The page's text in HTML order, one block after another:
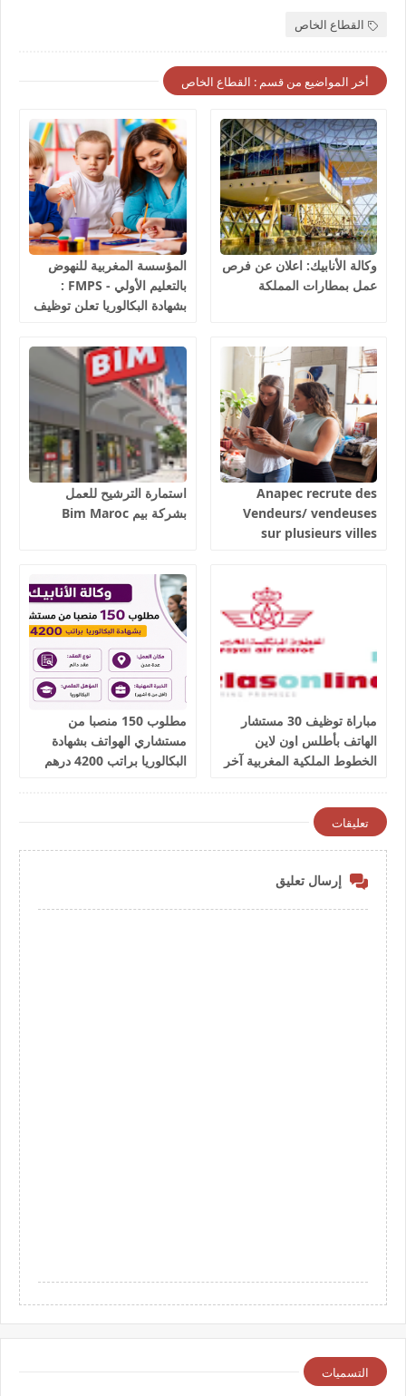
القطاع الخاص
أخر المواضيع من قسم : القطاع الخاص
وكالة الأنابيك: اعلان عن فرص
عمل بمطارات المملكة
المؤسسة المغربية للنهوض
بالتعليم الأولي - FMPS :
بشهادة البكالوريا تعلن توظيف
بمختلف جهات و أقاليم
المملكة 2026
Anapec recrute des
Vendeurs/ vendeuses
sur plusieurs villes
استمارة الترشيح للعمل
بشركة بيم Bim Maroc
مباراة توظيف 30 مستشار
الهاتف بأطلس اون لاين
الخطوط الملكية المغربية آخر
مطلوب 150 منصبا من
مستشاري الهواتف بشهادة
البكالوريا براتب 4200 درهم
تعليقات
إرسال تعليق
التسميات